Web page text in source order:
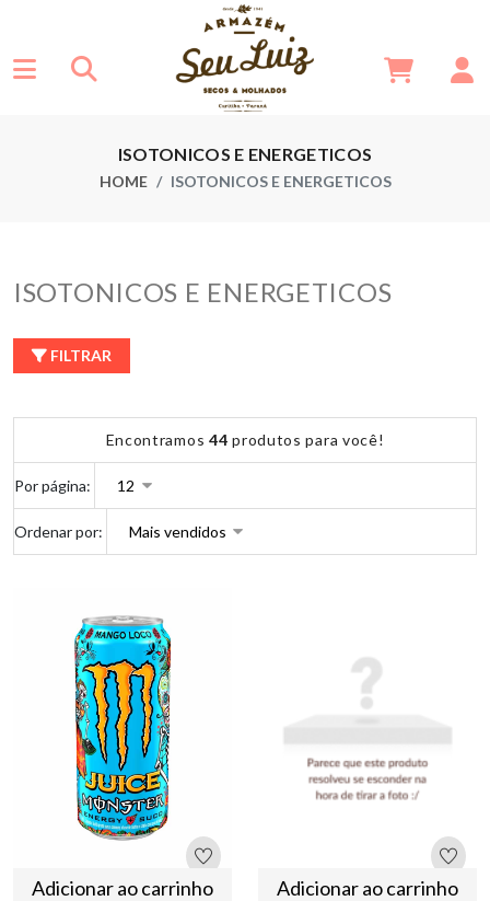
ISOTONICOS E ENERGETICOS
HOME ISOTONICOS E ENERGETICOS
ISOTONICOS E ENERGETICOS
FILTRAR
Encontramos 44 produtos para você!
Por página:
Ordenar por:
Adicionar ao carrinho Adicionar ao carrinho